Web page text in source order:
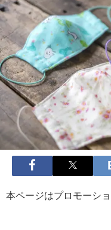
本ページはプロモーシ